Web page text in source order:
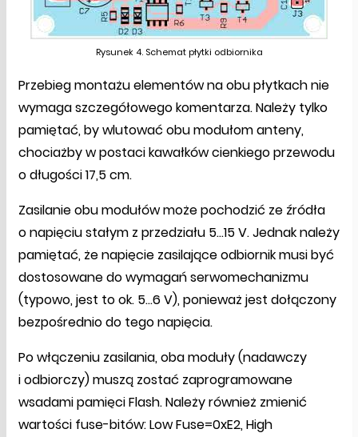
Rysunek 4. Schemat płytki odbiornika
Przebieg montażu elementów na obu płytkach nie
wymaga szczegółowego komentarza. Należy tylko
pamiętać, by wlutować obu modułom anteny,
chociażby w postaci kawałków cienkiego przewodu
o długości 17,5 cm.
Zasilanie obu modułów może pochodzić ze źródła
o napięciu stałym z przedziału 5…15 V. Jednak należy
pamiętać, że napięcie zasilające odbiornik musi być
dostosowane do wymagań serwomechanizmu
(typowo, jest to ok. 5…6 V), ponieważ jest dołączony
bezpośrednio do tego napięcia.
Po włączeniu zasilania, oba moduły (nadawczy
i odbiorczy) muszą zostać zaprogramowane
wsadami pamięci Flash. Należy również zmienić
wartości fuse-bitów: Low Fuse=0xE2, High